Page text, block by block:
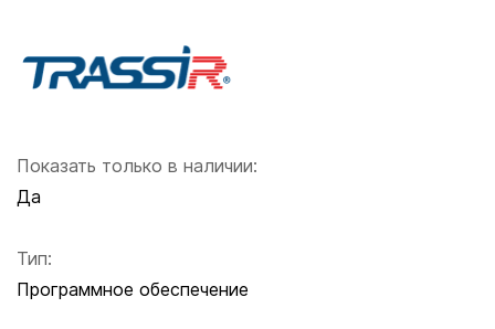
Показать только в наличии:
Да
Тип:
Программное обеспечение